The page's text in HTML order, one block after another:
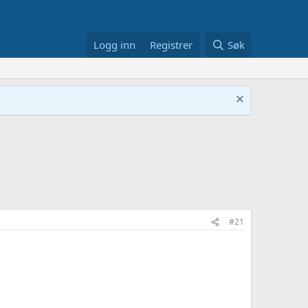
Logg inn Registrer Søk
#21